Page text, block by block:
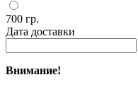
700 гр.
Дата доставки
Внимание!